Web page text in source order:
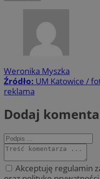
Weronika Myszka
Źródło: UM Katowice /
reklama
Dodaj
Akceptuję regulamin